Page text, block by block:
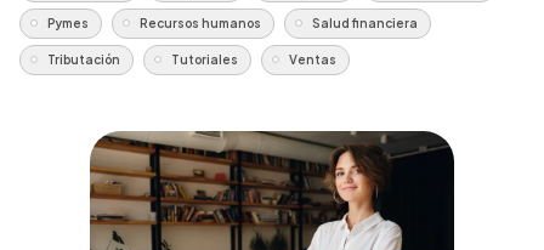
Pymes Recursos humanos Salud financiera
Tributación Tutoriales Ventas